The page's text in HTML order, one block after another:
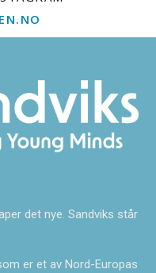
det nye. Sandviks står
er et av Nord-Europas